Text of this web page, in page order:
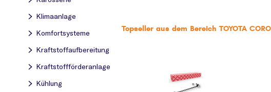
Klimaanlage
Komfortsysteme
Kraftstoff­aufbereitung
Kraftstoff­förderanlage
Kühlung
Topseller aus dem Bereich TOYOTA